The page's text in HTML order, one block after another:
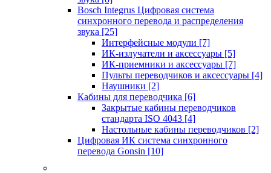
Bosch Integrus Цифровая система
синхронного перевода и распределения
звука [25]
Интерфейсные модули [7]
ИК-излучатели и аксессуары [5]
ИК-приемники и аксессуары [7]
Пульты переводчиков и аксессуары [4]
Наушники [2]
Кабины для переводчика [6]
Закрытые кабины переводчиков
стандарта ISO 4043 [4]
Настольные кабины переводчиков [2]
Цифровая ИК система синхронного
перевода Gonsin [10]